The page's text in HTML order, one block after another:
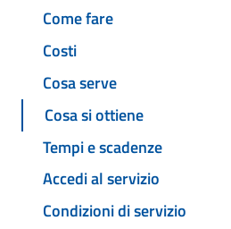
Come fare
Costi
Cosa serve
Cosa si ottiene
Tempi e scadenze
Accedi al servizio
Condizioni di servizio